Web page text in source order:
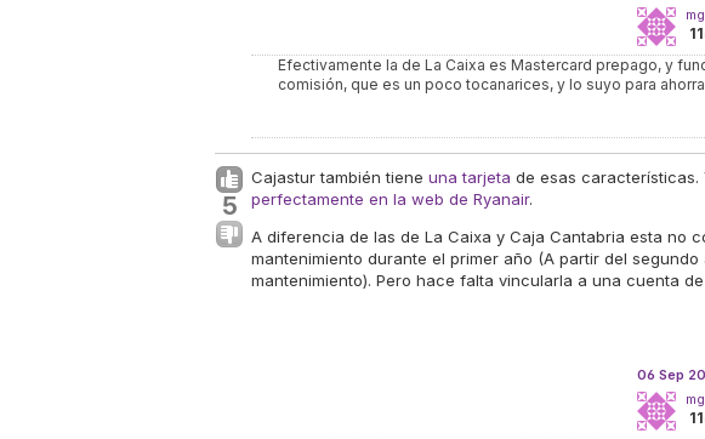
Efectivamente la de La Caixa es Mastercard prepago, y
comisión, que es un poco tocanarices, y lo suyo para
5
Cajastur también tiene una tarjeta de esas características.
perfectamente en la web de Ryanair.
A diferencia de las de La Caixa y Caja Cantabria esta no
mantenimiento durante el primer año (A partir del
mantenimiento). Pero hace falta vincularla a una cuenta
06 Sep